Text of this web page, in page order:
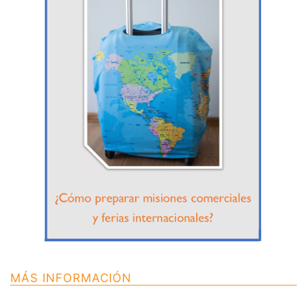
MÁS INFORMACIÓN
¿En que te puedo ayudar hoy?